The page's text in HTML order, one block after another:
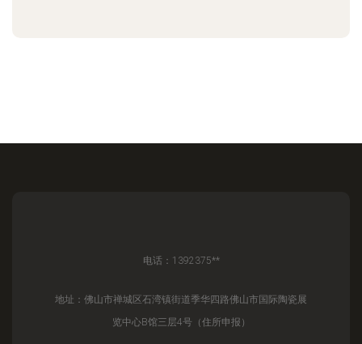
电话：1392375**
地址：佛山市禅城区石湾镇街道季华四路佛山市国际陶瓷展
览中心B馆三层4号（住所申报）